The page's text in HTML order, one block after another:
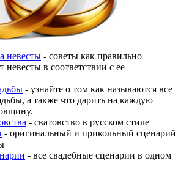
невесты - советы как правильно
невесты в соответствии с ее
- узнайте о том как называются все
а также что дарить на каждую
- сватовство в русском стиле
- оригинальный и прикольный сценарий
- все свадебные сценарии в одном